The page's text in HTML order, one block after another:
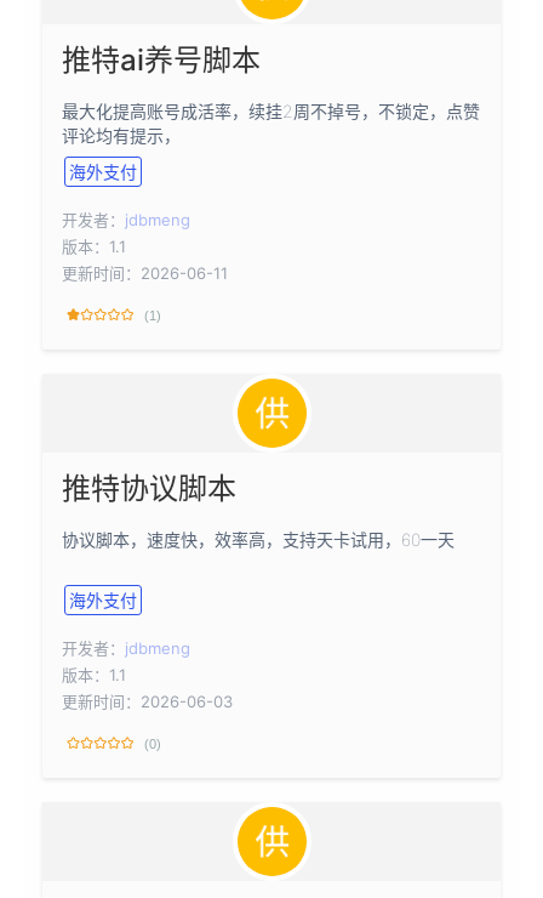
推特ai养号脚本
最大化提高账号成活率，续挂2周不掉号，不锁定，点赞
评论均有提示，
海外支付
开发者： jdbmeng
版本：1.1
更新时间：2026-06-11
(1)
推特协议脚本
协议脚本，速度快，效率高，支持天卡试用，60一天
海外支付
开发者： jdbmeng
版本：1.1
更新时间：2026-06-03
(0)